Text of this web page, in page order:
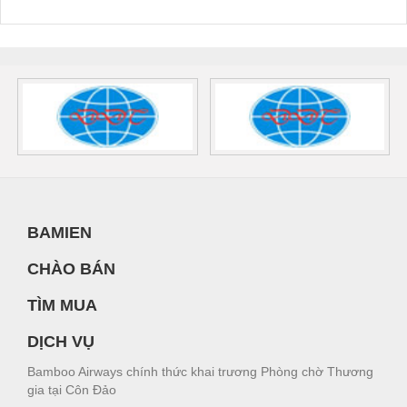
BAMIEN
CHÀO BÁN
TÌM MUA
DỊCH VỤ
Bamboo Airways chính thức khai trương Phòng chờ Thương
gia tại Côn Đảo